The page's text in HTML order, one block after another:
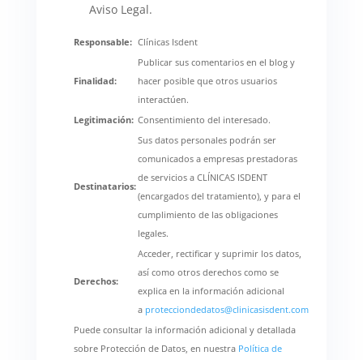
Aviso Legal.
Responsable: Clínicas Isdent
Finalidad:
Publicar sus comentarios en el blog y
hacer posible que otros usuarios
interactúen.
Legitimación: Consentimiento del interesado.
Destinatarios:
Sus datos personales podrán ser
comunicados a empresas prestadoras
de servicios a CLÍNICAS ISDENT
(encargados del tratamiento), y para el
cumplimiento de las obligaciones
legales.
Derechos:
Acceder, rectificar y suprimir los datos,
así como otros derechos como se
explica en la información adicional
a protecciondedatos@clinicasisdent.com
Puede consultar la información adicional y detallada
sobre Protección de Datos, en nuestra Política de